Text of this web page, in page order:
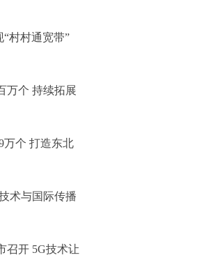
村村通宽带”
万个 持续拓展
万个 打造东北
术与国际传播
召开 5G技术让